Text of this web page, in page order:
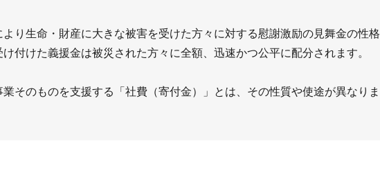
り生命・財産に大きな被害を受けた方々に対する慰謝激励の見舞金の性格
付けた義援金は被災された方々に全額、迅速かつ公平に配分されます。
業そのものを支援する「社費（寄付金）」とは、その性質や使途が異なりま